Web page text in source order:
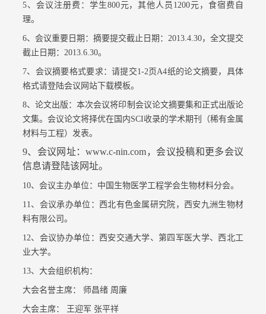
5、会议注册费：学生800元，其他人员1200元，食宿费自
理。
6、会议重要日期：摘要提交截止日期：2013.4.30，全文提交
截止日期：2013.6.30。
7、会议摘要格式要求：请提交1-2页A4纸的论文摘要，具体
格式请登陆会议网站下载模板。
8、论文出版：本次会议将印制会议论文摘要集和正式出版论
文集。会议论文将择优在国内SCI收录的学术期刊（稀有金属
材料与工程）发表。
9、会议网址：www.c-nin.com，会议投稿和更多会议
信息请登陆该网址。
10、会议主办单位：中国生物医学工程学会生物材料分会。
11、会议承办单位：西北有色金属研究院，西安九洲生物材
料有限公司。
12、会议协办单位：西安交通大学、第四军医大学、西北工
业大学。
13、大会组织机构：
大会名誉主席： 师昌绪 周廉
大会主席： 王迎军 张平祥